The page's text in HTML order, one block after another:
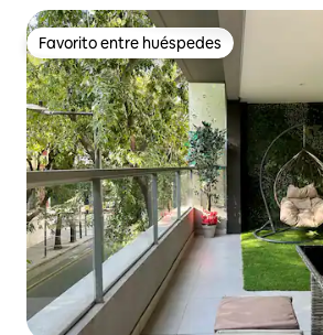
Favorito entre huéspedes
Favorito entre huéspedes